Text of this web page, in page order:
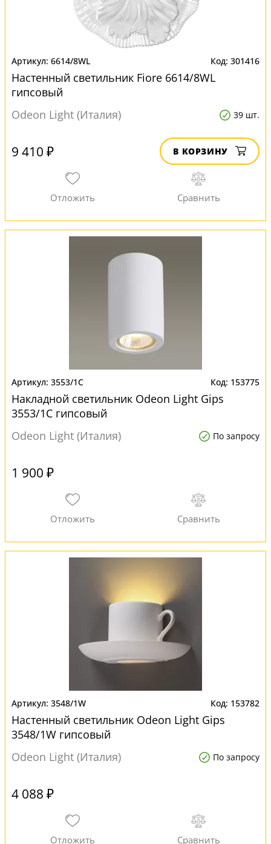
6614/8WL 301416
Настенный светильник Fiore 6614/8WL
гипсовый
Odeon Light (Италия)
39 шт.
9 410 ₽ В КОРЗИНУ
3553/1C 153775
Накладной светильник Odeon Light Gips
3553/1C гипсовый
Odeon Light (Италия)
По запросу
1 900 ₽
3548/1W 153782
Настенный светильник Odeon Light Gips
3548/1W гипсовый
Odeon Light (Италия)
По запросу
4 088 ₽